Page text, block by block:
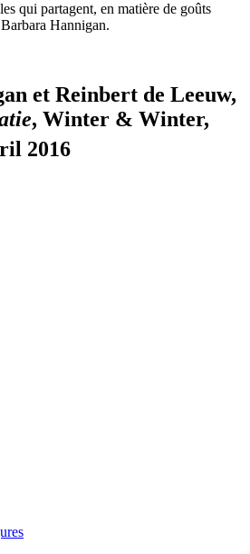
qui partagent, en matière de goûts
Hannigan.
et Reinbert de Leeuw,
, Winter & Winter,
2016